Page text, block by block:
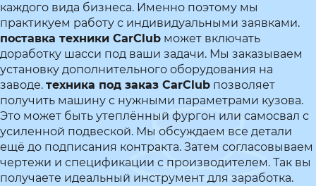
каждого вида бизнеса. Именно поэтому мы
практикуем работу с индивидуальными заявками.
поставка техники CarClub может включать
доработку шасси под ваши задачи. Мы заказываем
установку дополнительного оборудования на
заводе. техника под заказ CarClub позволяет
получить машину с нужными параметрами кузова.
Это может быть утеплённый фургон или самосвал с
усиленной подвеской. Мы обсуждаем все детали
ещё до подписания контракта. Затем согласовываем
чертежи и спецификации с производителем. Так вы
получаете идеальный инструмент для заработка.